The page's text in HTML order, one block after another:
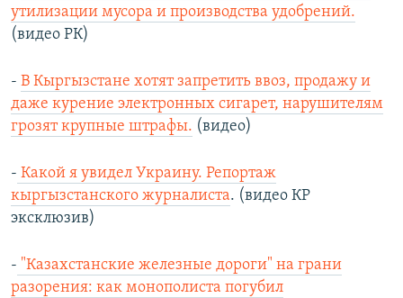
утилизации мусора и производства удобрений.
(видео РК)
- В Кыргызстане хотят запретить ввоз, продажу и
даже курение электронных сигарет, нарушителям
грозят крупные штрафы. (видео)
- Какой я увидел Украину. Репортаж
кыргызстанского журналиста. (видео КР
эксклюзив)
- "Казахстанские железные дороги" на грани
разорения: как монополиста погубил